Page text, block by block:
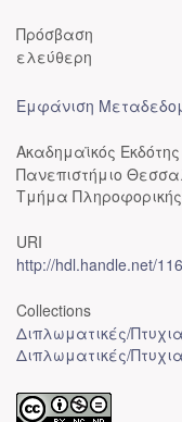
Πρόσβαση
ελεύθερη
Εμφάνιση
Ακαδημαϊκός Εκδότης
Πανεπιστήμιο
Τμήμα
URI
http://hdl.handle.net/
Collections
Διπλωματικές/
Διπλωματικές/